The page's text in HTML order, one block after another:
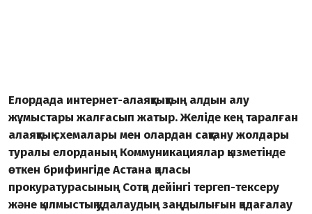
Елордада интернет-алаяқтықтың алдын алу
жұмыстары жалғасып жатыр. Желіде кең таралған
алаяқтық схемалары мен олардан сақтану жолдары
туралы елорданың Коммуникациялар қызметінде
өткен брифингіде Астана қаласы
прокуратурасының Сотқа дейінгі тергеп-тексеру
және қылмыстық қудалаудың заңдылығын қадағалау